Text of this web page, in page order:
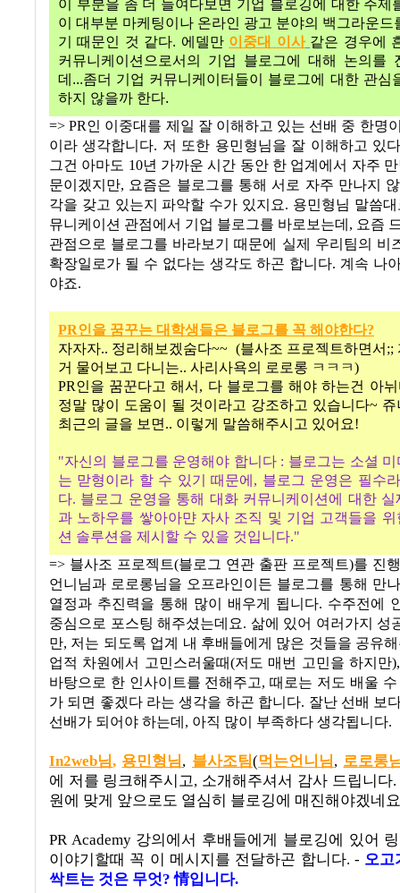
이 부분을 좀 더 들여다보면 기업 블로깅에 대한 주제
이
대부분 마케팅이나 온라인 광고 분야의 백그라운드
기
때문인 것 같다. 에델만 이중대 이사 같은 경우에
커뮤니케이션으로서의
기업 블로그에 대해 논의를
데 ...좀더 기업 커뮤니케이터들이 블로그에 대한 관심
하지
않을까 한다.
=> PR인 이중대를 제일 잘 이해하고 있는 선배 중 한명
이라 생각합니다. 저 또한 용민형님을 잘 이해하고 있
그건 아마도 10년 가까운 시간 동안 한 업계에서 자주
문이겠지만, 요즘은 블로그를 통해 서로 자주 만나지
각을 갖고 있는지 파악할 수가 있지요. 용민형님 말씀
뮤니케이션 관점에서 기업 블로그를 바로보는데, 요즘
관점으로 블로그를 바라보기 때문에 실제 우리팀의 비
확장일로가 될 수 없다는 생각도 하곤 합니다. 계속 나
야죠.
PR인을 꿈꾸는 대학생들은 블로그를 꼭 해야한다?
자자자.. 정리해보겠숨다~~ (블사조 프로젝트하면서 ;;
거 물어보고 다니는.. 사리사욕의 로로롱 ㅋㅋㅋ)
PR인을 꿈꾼다고 해서 , 다 블로그를 해야 하는건 아
정말 많이 도움이 될 것이라고 강조하고 있습니다~ 쥬
최근의 글을 보면 .. 이렇게 말씀해주시고 있어요!
"자신의 블로그를 운영해야 합니다: 블로그는 소셜
는 맏형이라 할 수 있기 때문에 , 블로그 운영은 필수
다. 블로그 운영을 통해 대화 커뮤니케이션에 대한 실
과 노하우를 쌓아아먄 자사 조직 및 기업 고객들을
션 솔루션을 제시할 수 있을 것입니다."
=> 블사조 프로젝트(블로그 연관 출판 프로젝트)를 진
언니님과 로로롱님을 오프라인이든 블로그를 통해 만
열정과 추진력을 통해 많이 배우게 됩니다. 수주전에
중심으로 포스팅 해주셨는데요. 삶에 있어 여러가지 성
만, 저는 되도록 업계 내 후배들에게 많은 것들을 공유
업적 차원에서 고민스러울때(저도 매번 고민을 하지만
바탕으로 한 인사이트를 전해주고, 때로는 저도 배울
가 되면 좋겠다 라는 생각을 하곤 합니다. 잘난 선배 보
선배가 되어야 하는데, 아직 많이 부족하다 생각됩니다.
In2web님, 용민형님, 블사조팀(먹는언니님, 로로롱
에 저를 링크해주시고, 소개해주셔서 감사 드립니다.
원에 맞게 앞으로도 열심히 블로깅에 매진해야겠네
PR Academy 강의에서 후배들에게 블로깅에 있어
이야기할때 꼭 이 메시지를 전달하곤 합니다. - 오고
싹트는 것은 무엇? 情입니다.